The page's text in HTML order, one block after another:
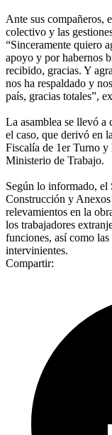
Ante sus compañeros,
colectivo y las
“Sinceramente quiero
apoyo y por habernos
recibido, gracias. Y
nos ha respaldado y
país, gracias totales”,
La asamblea se llevó a
el caso, que derivó en
Fiscalía de 1er Turno
Ministerio de Trabajo.
Según lo informado,
Construcción y
relevamientos en la
los trabajadores
funciones, así como las
intervinientes.
Compartir: